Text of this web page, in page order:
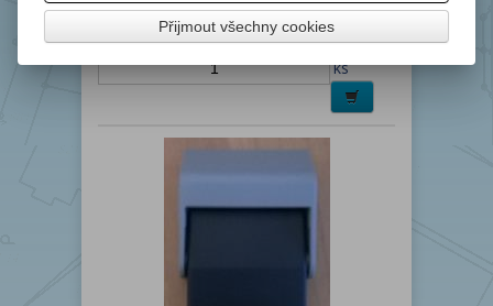
Kat.číslo 41160 Výrobce
bez DPH:4 160 s DPH:5 033,60
ks
Přijmout všechny cookies